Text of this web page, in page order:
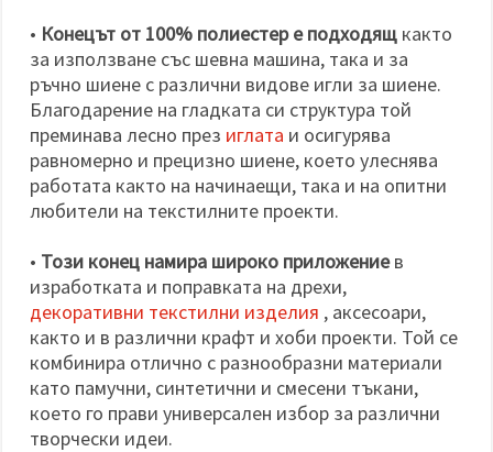
• Конецът от 100% полиестер е подходящ както
за използване със шевна машина, така и за
ръчно шиене с различни видове игли за шиене.
Благодарение на гладката си структура той
преминава лесно през иглата и осигурява
равномерно и прецизно шиене, което улеснява
работата както на начинаещи, така и на опитни
любители на текстилните проекти.
• Този конец намира широко приложениев
изработката и поправката на дрехи,
декоративни текстилни изделия , аксесоари,
както и в различни крафт и хоби проекти. Той се
комбинира отлично с разнообразни материали
като памучни, синтетични и смесени тъкани,
което го прави универсален избор за различни
творчески идеи.